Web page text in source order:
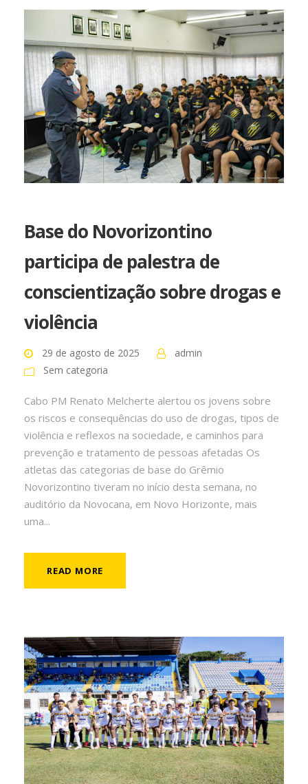
Base do Novorizontino
participa de palestra de
conscientização sobre drogas e
violência
29 de agosto de 2025
admin
Sem categoria
Cabo PM Renato Melcherte alertou os jovens sobre
os riscos e consequências do uso de drogas, tipos de
violência e reflexos na sociedade, e caminhos para
prevenção e tratamento de pessoas afetadas Os
atletas das categorias de base do Grêmio
Novorizontino tiveram no início desta semana, no
auditório da Novocana, em Novo Horizonte, mais
uma...
READ MORE